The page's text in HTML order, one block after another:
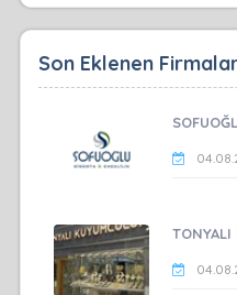
Son Eklenen
TONYALI